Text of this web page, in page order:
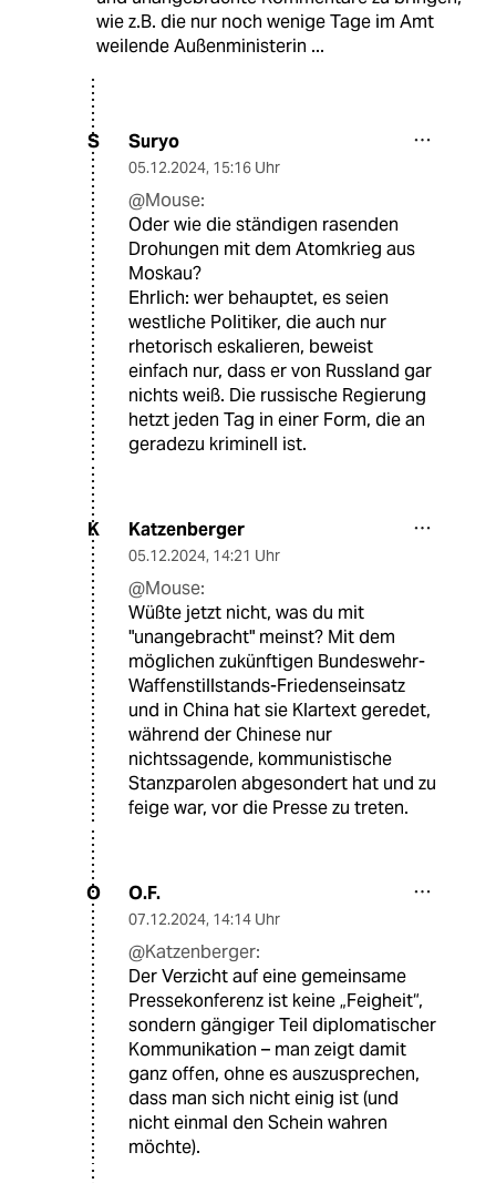
wie z.B. die nur noch wenige Tage im Amt
weilende Außenministerin ...
S Suryo
05.12.2024, 15:16 Uhr
@Mouse:
Oder wie die ständigen rasenden
Drohungen mit dem Atomkrieg aus
Moskau?
Ehrlich: wer behauptet, es seien
westliche Politiker, die auch nur
rhetorisch eskalieren, beweist
einfach nur, dass er von Russland gar
nichts weiß. Die russische Regierung
hetzt jeden Tag in einer Form, die an
geradezu kriminell ist.
K Katzenberger
05.12.2024, 14:21 Uhr
@Mouse:
Wüßte jetzt nicht, was du mit
"unangebracht" meinst? Mit dem
möglichen zukünftigen Bundeswehr-
Waffenstillstands-Friedenseinsatz
und in China hat sie Klartext geredet,
während der Chinese nur
nichtssagende, kommunistische
Stanzparolen abgesondert hat und zu
feige war, vor die Presse zu treten.
O O.F.
07.12.2024, 14:14 Uhr
@Katzenberger:
Der Verzicht auf eine gemeinsame
Pressekonferenz ist keine „Feigheit“,
sondern gängiger Teil diplomatischer
Kommunikation – man zeigt damit
ganz offen, ohne es auszusprechen,
dass man sich nicht einig ist (und
nicht einmal den Schein wahren
möchte).